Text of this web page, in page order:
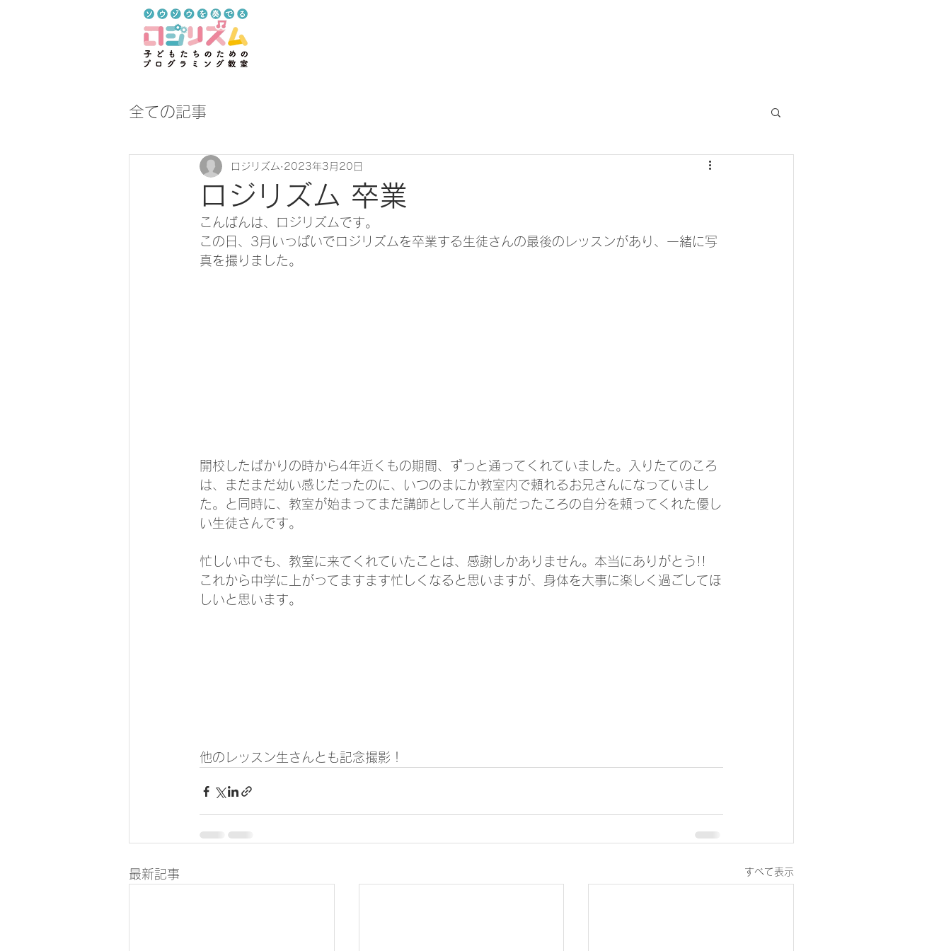
全ての記事
ロジリズム 卒業
ロジリズム 2023年3月20日
こんばんは、ロジリズムです。
この日、3月いっぱいでロジリズムを卒業する生徒さんの最後のレッスンがあり、一緒に写
真を撮りました。
開校したばかりの時から4年近くもの期間、ずっと通ってくれていました。入りたてのころ
は、まだまだ幼い感じだったのに、いつのまにか教室内で頼れるお兄さんになっていまし
た。と同時に、教室が始まってまだ講師として半人前だったころの自分を頼ってくれた優し
い生徒さんです。
忙しい中でも、教室に来てくれていたことは、感謝しかありません。本当にありがとう!!
これから中学に上がってますます忙しくなると思いますが、身体を大事に楽しく過ごしてほ
しいと思います。
他のレッスン生さんとも記念撮影！
最新記事 すべて表示